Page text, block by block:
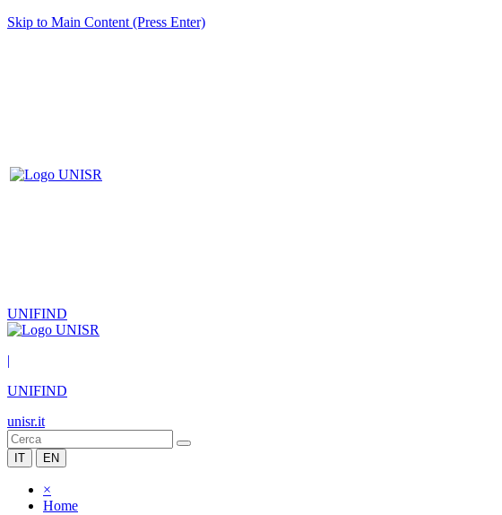
Skip to Main Content (Press Enter)
UNIFIND
|
UNIFIND
unisr.it
IT EN
×
Home